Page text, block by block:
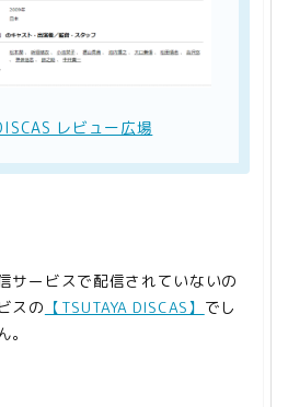
レビュー広場
サービスで配信されていないの
スの 【TSUTAYA DISCAS】 でし